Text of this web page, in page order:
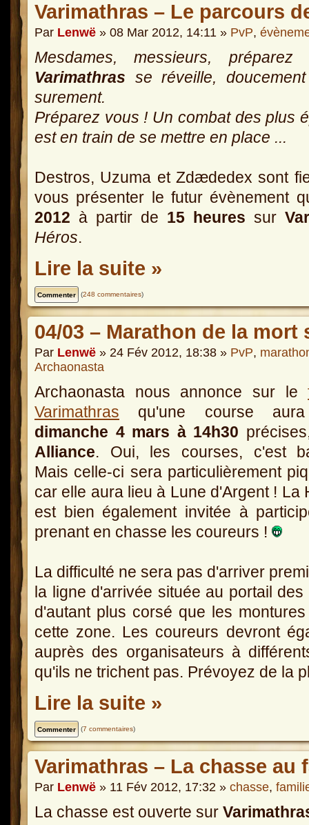
Varimathras – Le parcours
Par Lenwë » 08 Mar 2012, 14:11 » PvP,
Mesdames, messieurs, préparez
Varimathras se réveille,
surement.
Préparez vous ! Un combat des plus
est en train de se mettre en place ...
Destros, Uzuma et Zdædedex sont
vous présenter le futur évènement
2012 à partir de 15 heures sur
Héros.
Lire la suite »
(248 commentaires)
04/03 – Marathon de la mort
Par Lenwë » 24 Fév 2012, 18:38 » PvP,
Archaonasta
Archaonasta nous annonce sur le
Varimathras qu'une course
dimanche 4 mars à 14h30
Alliance. Oui, les courses, c'est
Mais celle-ci sera particulièrement
car elle aura lieu à Lune d'Argent ! La
est bien également invitée à
prenant en chasse les coureurs !
La difficulté ne sera pas d'arriver
la ligne d'arrivée située au portail
d'autant plus corsé que les
cette zone. Les coureurs devront
auprès des organisateurs à
qu'ils ne trichent pas. Prévoyez de la
Lire la suite »
(7 commentaires)
Varimathras – La chasse au
Par Lenwë » 11 Fév 2012, 17:32 » chasse,
La chasse est ouverte sur